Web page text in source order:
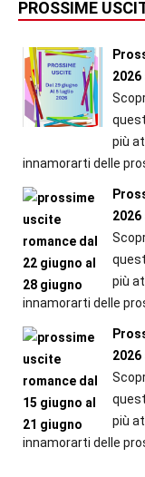
PROSSIME
2026
più
innamorarti delle
2026
più
innamorarti delle
2026
più
innamorarti delle